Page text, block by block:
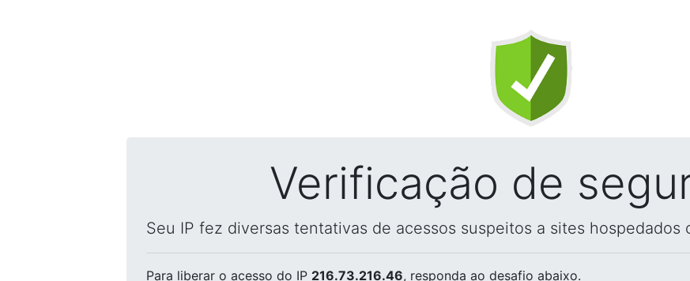
Verificação de
Seu IP fez diversas tentativas de acessos suspeitos a sites hospedados
Para liberar o acesso do IP 216.73.216.46, responda ao desafio abaixo.